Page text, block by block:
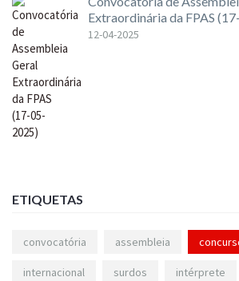
Extraordinária da FPAS
12-04-2025
ETIQUETAS
convocatória assembleia
internacional surdos intérprete